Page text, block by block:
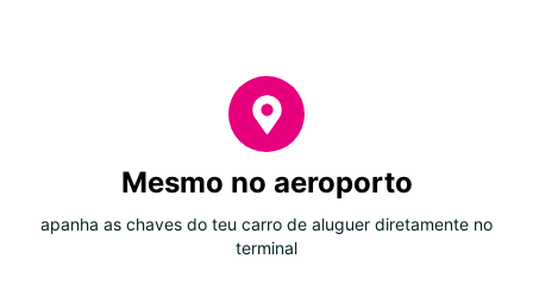
Mesmo no aeroporto
apanha as chaves do teu carro de aluguer diretamente no
terminal